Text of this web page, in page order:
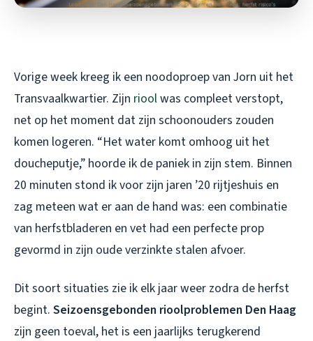
Vorige week kreeg ik een noodoproep van Jorn uit het
Transvaalkwartier. Zijn rioolwas compleet verstopt,
net op het moment dat zijn schoonouders zouden
komen logeren. “Het water komt omhoog uit het
doucheputje,” hoorde ik de paniek in zijn stem. Binnen
20 minuten stond ik voor zijn jaren ’20 rijtjeshuis en
zag meteen wat er aan de hand was: een combinatie
van herfstbladeren en vet had een perfecte prop
gevormd in zijn oude verzinkte stalen afvoer.
Dit soort situaties zie ik elk jaar weer zodra de herfst
begint. Seizoensgebonden rioolproblemen Den Haag
zijn geen toeval, het is een jaarlijks terugkerend